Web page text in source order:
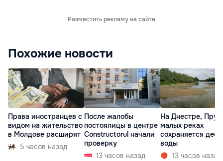
Разместить рекламу на сайте
Похожие новости
Права иностранцев с
видом на жительство
в Молдове расширят
5 часов назад
После жалобы
постоялицы в центре
Constructorul начали
проверку
13 часов назад
На Днестре,
малых реках
сохраняется
воды
13 часов назад